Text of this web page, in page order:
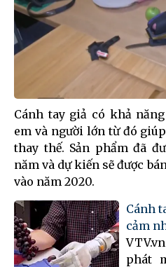
Cánh tay giả có khả
em và người lớn từ đó
thay thế. Sản phẩm đã
năm và dự kiến sẽ được
vào năm 2020.
Cánh
cảm
phát